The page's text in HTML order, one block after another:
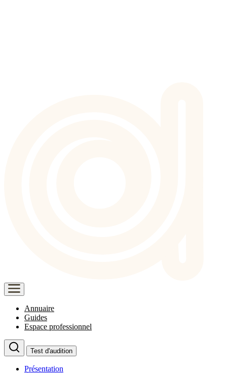
Annuaire
Guides
Espace professionnel
Test d'audition
Présentation